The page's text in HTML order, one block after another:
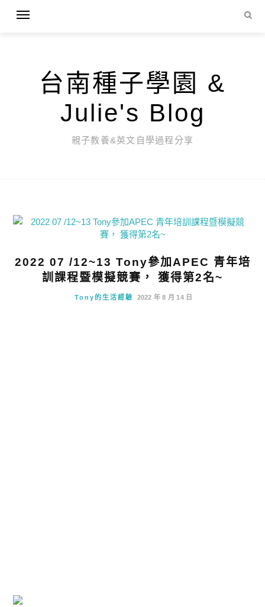
台南種子學園 &
Julie's Blog
親子教養&英文自學過程分享
2022 07 /12~13 Tony參加APEC 青年培
訓課程暨模擬競賽， 獲得第2名~
Tony的生活經驗 2022 年 8 月 14 日